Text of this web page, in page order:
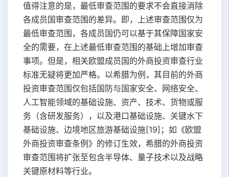
值得注意的是，最低审查范围的要求不会直接消除
各成员国审查范围的差异。即，上述审查范围仅为
最低审查范围，各成员国仍可以基于其保障国家安
全的需要，在上述最低审查范围的基础上增加审查
事项。但是，相关欧盟成员国的外商投资审查行业
标准无疑将更加严格。以希腊为例，其目前的外商
投资审查范围仅包括国防与国家安全、网络安全、
人工智能领域的基础设施、资产、技术、货物或服
务（含研发服务），以及港口基础设施、关键水下
基础设施、边境地区旅游基础设施[19]；如《欧盟
外商投资审查条例》的修订生效，希腊的外商投资
审查范围将扩张至包含半导体、量子技术以及战略
关键原材料等行业。